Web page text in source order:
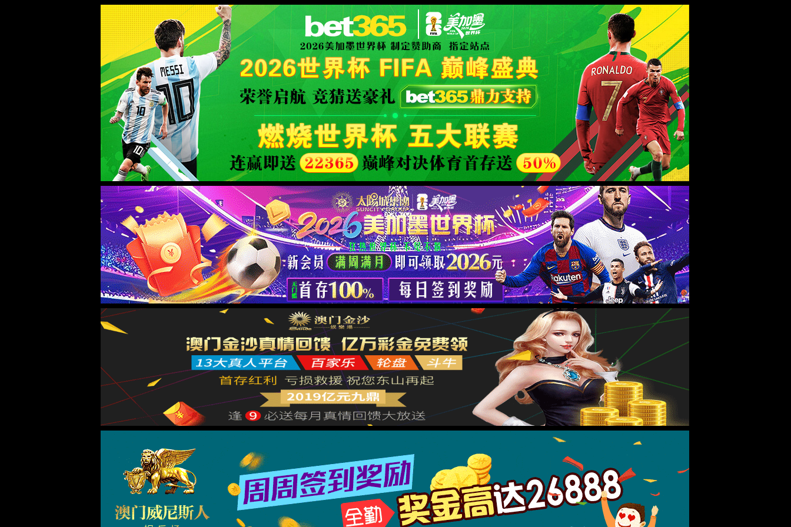
米兰电竞|中国品牌公司-官方网站
XML 地图
Please complete the operation to
verify .By wangjikeji.com
TraceID: 800ef99617806638181837444e
Please slide to verify